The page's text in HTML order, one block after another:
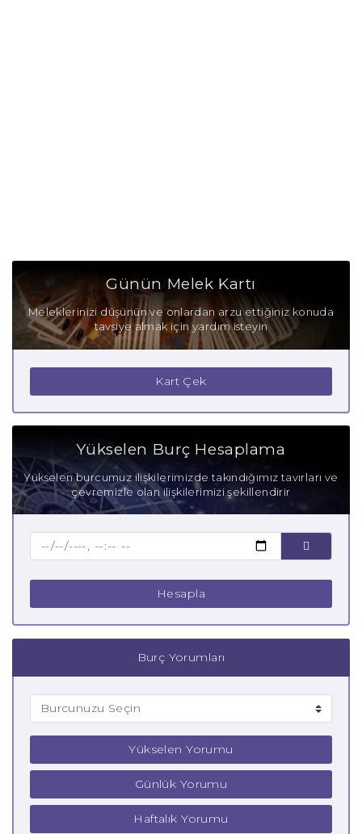
Günün Melek Kartı
Meleklerinizi düşünün ve onlardan arzu ettiğiniz konuda
tavsiye almak için yardım isteyin
Kart Çek
Yükselen Burç Hesaplama
Yükselen burcumuz ilişkilerimizde takındığımız tavırları ve
çevremizle olan ilişkilerimizi şekillendirir
Hesapla
Burç Yorumları
Yükselen Yorumu
Günlük Yorumu
Haftalık Yorumu